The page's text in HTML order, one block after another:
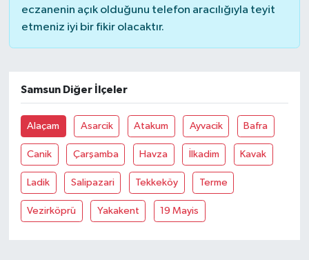
eczanenin açık olduğunu telefon aracılığıyla teyit
etmeniz iyi bir fikir olacaktır.
Samsun Diğer İlçeler
Alaçam Asarcik Atakum Ayvacik Bafra
Canik Çarşamba Havza İlkadim Kavak
Ladik Salipazari Tekkeköy Terme
Vezirköprü Yakakent 19 Mayis